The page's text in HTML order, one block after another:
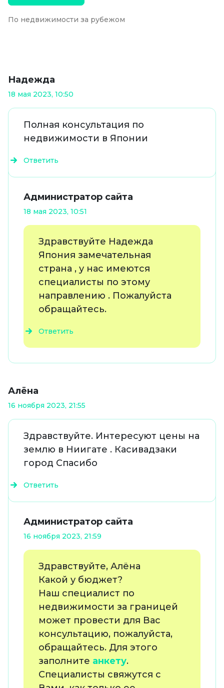
По недвижимости за рубежом
Надежда
18 мая 2023, 10:50
Полная консультация по
недвижимости в Японии
Ответить
Администратор сайта
18 мая 2023, 10:51
Здравствуйте Надежда
Япония замечательная
страна , у нас имеются
специалисты по этому
направлению . Пожалуйста
обращайтесь.
Ответить
Алёна
16 ноября 2023, 21:55
Здравствуйте. Интересуют цены на
землю в Ниигате . Касивадзаки
город Спасибо
Ответить
Администратор сайта
16 ноября 2023, 21:59
Здравствуйте, Алёна
Какой у бюджет?
Наш специалист по
недвижимости за границей
может провести для Вас
консультацию, пожалуйста,
обращайтесь. Для этого
заполните анкету.
Специалисты свяжутся с